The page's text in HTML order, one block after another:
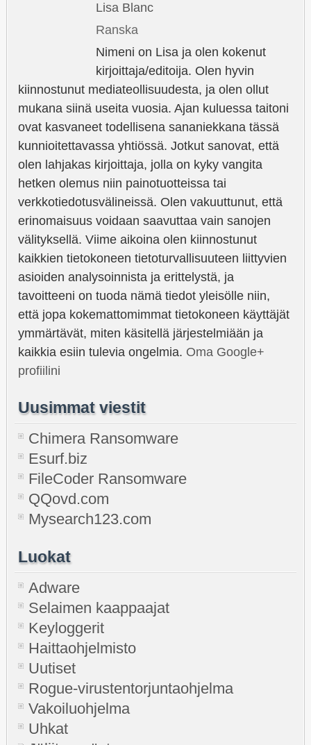
Lisa Blanc
Ranska
Nimeni on Lisa ja olen kokenut
kirjoittaja/editoija. Olen hyvin
kiinnostunut mediateollisuudesta, ja olen ollut
mukana siinä useita vuosia. Ajan kuluessa taitoni
ovat kasvaneet todellisena sananiekkana tässä
kunnioitettavassa yhtiössä. Jotkut sanovat, että
olen lahjakas kirjoittaja, jolla on kyky vangita
hetken olemus niin painotuotteissa tai
verkkotiedotusvälineissä. Olen vakuuttunut, että
erinomaisuus voidaan saavuttaa vain sanojen
välityksellä. Viime aikoina olen kiinnostunut
kaikkien tietokoneen tietoturvallisuuteen liittyvien
asioiden analysoinnista ja erittelystä, ja
tavoitteeni on tuoda nämä tiedot yleisölle niin,
että jopa kokemattomimmat tietokoneen käyttäjät
ymmärtävät, miten käsitellä järjestelmiään ja
kaikkia esiin tulevia ongelmia. Oma Google+
profiilini
Uusimmat viestit
Chimera Ransomware
Esurf.biz
FileCoder Ransomware
QQovd.com
Mysearch123.com
Luokat
Adware
Selaimen kaappaajat
Keyloggerit
Haittaohjelmisto
Uutiset
Rogue-virustentorjuntaohjelma
Vakoiluohjelma
Uhkat